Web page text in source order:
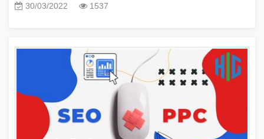
30/03/2022
1537